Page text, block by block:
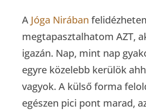
A Jóga Nirában
megtapasztalhatom AZT,
igazán. Nap, mint nap
egyre közelebb kerülök
vagyok. A külső forma
egészen pici pont marad,